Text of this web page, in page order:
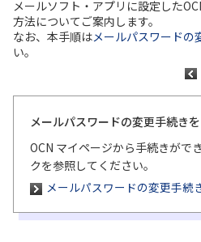
よくあるご質問
各種ダウンロード
お問い合わせ
メールソフト・アプリに設定した
方法についてご案内します。
なお、本手順はメールパスワードの
い。
メールパスワードの変更手続き
OCN マイページから手続きがで
クを参照してください。
メールパスワードの変更手続